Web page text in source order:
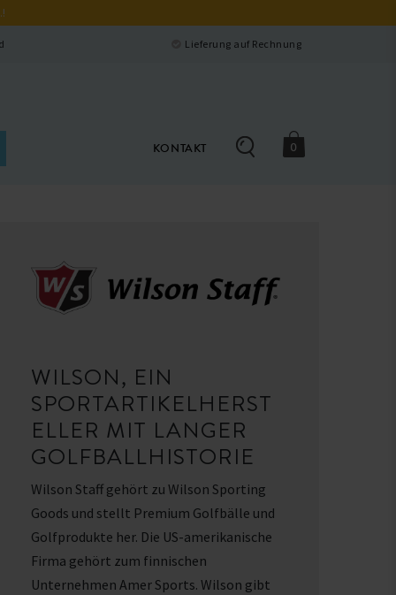
Lieferung auf Rechnung
KONTAKT 0
WILSON, EIN
SPORTARTIKELHERST
ELLER MIT LANGER
GOLFBALLHISTORIE
Wilson Staff gehört zu Wilson Sporting
Goods und stellt Premium Golfbälle und
Golfprodukte her. Die US-amerikanische
Firma gehört zum finnischen
Unternehmen Amer Sports. Wilson gibt